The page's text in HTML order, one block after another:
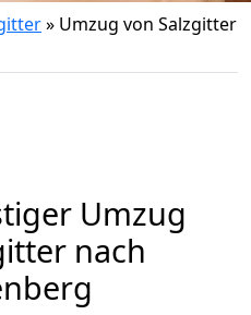
» Umzug von Salzgitter
Umzug
nach